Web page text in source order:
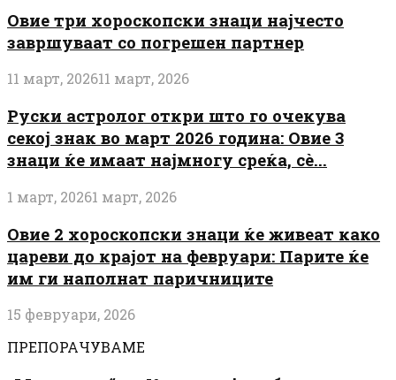
Овие три хороскопски знаци најчесто
завршуваат со погрешен партнер
11 март, 202611 март, 2026
Руски астролог откри што го очекува
секој знак во март 2026 година: Овие 3
знаци ќе имаат најмногу среќа, сè...
1 март, 20261 март, 2026
Овие 2 хороскопски знаци ќе живеат како
цареви до крајот на февруари: Парите ќе
им ги наполнат паричниците
15 февруари, 2026
ПРЕПОРАЧУВАМЕ